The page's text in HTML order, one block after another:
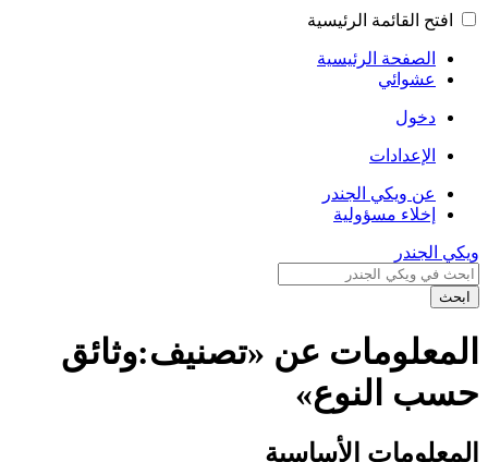
افتح القائمة الرئيسية
الصفحة الرئيسية
عشوائي
دخول
الإعدادات
عن ويكي الجندر
إخلاء مسؤولية
ويكي الجندر
ابحث
المعلومات عن «تصنيف:وثائق
حسب النوع»
المعلومات الأساسية